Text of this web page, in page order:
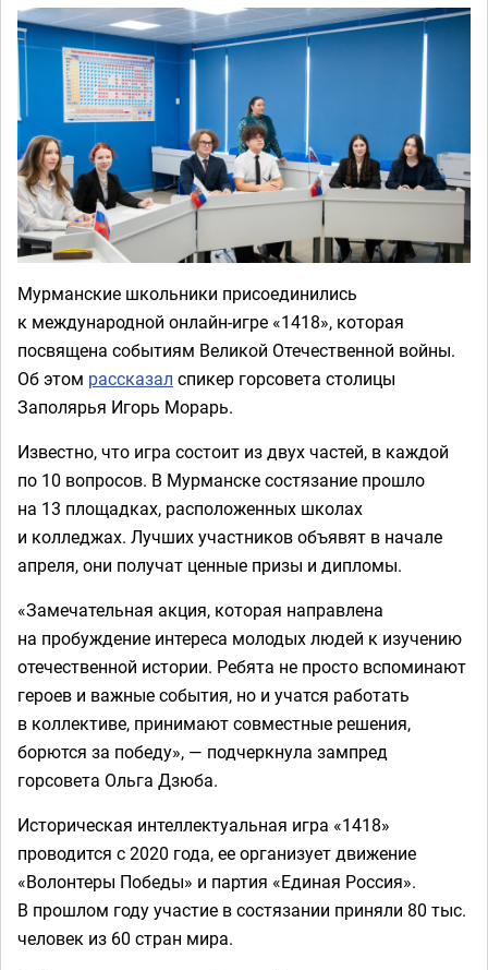
Мурманские школьники присоединились
к международной онлайн-игре «1418», которая
посвящена событиям Великой Отечественной войны.
Об этом рассказал спикер горсовета столицы
Заполярья Игорь Морарь.
Известно, что игра состоит из двух частей, в каждой
по 10 вопросов. В Мурманске состязание прошло
на 13 площадках, расположенных школах
и колледжах. Лучших участников объявят в начале
апреля, они получат ценные призы и дипломы.
«Замечательная акция, которая направлена
на пробуждение интереса молодых людей к изучению
отечественной истории. Ребята не просто вспоминают
героев и важные события, но и учатся работать
в коллективе, принимают совместные решения,
борются за победу», — подчеркнула зампред
горсовета Ольга Дзюба.
Историческая интеллектуальная игра «1418»
проводится с 2020 года, ее организует движение
«Волонтеры Победы» и партия «Единая Россия».
В прошлом году участие в состязании приняли 80 тыс.
человек из 60 стран мира.